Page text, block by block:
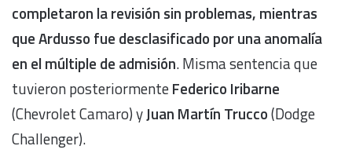
completaron la revisión sin problemas, mientras
que Ardusso fue desclasificado por una anomalía
en el múltiple de admisión. Misma sentencia que
tuvieron posteriormenteFederico Iribarne
(Chevrolet Camaro) yJuan Martín Trucco(Dodge
Challenger).